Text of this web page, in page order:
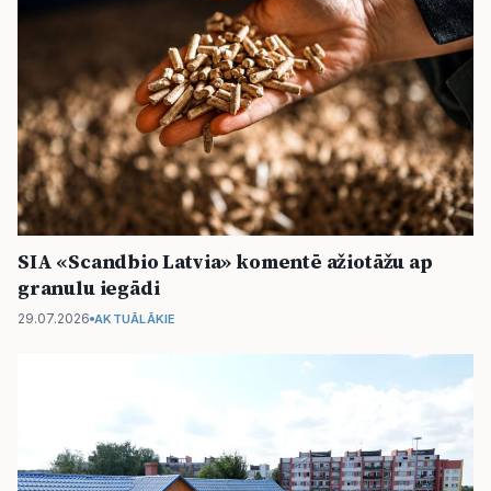
SIA «Scandbio Latvia» komentē ažiotāžu ap
granulu iegādi
29.07.2026 AKTUĀLĀKIE